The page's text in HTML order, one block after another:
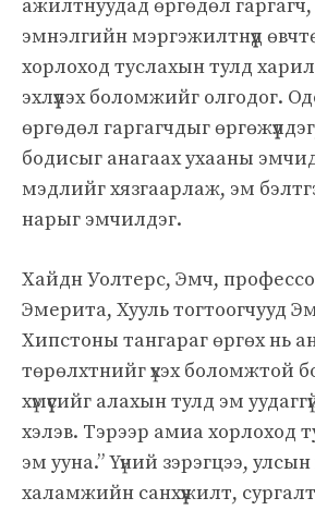
ажилтнуудад өргөдөл гаргагч,
эмнэлгийн мэргэжилтнүүд
хорлоход туслахын тулд
эхлүүлэх боломжийг олгодог.
өргөдөл гаргагчдыг
бодисыг анагаах ухааны эмчид
мэдлийг хязгаарлаж, эм
нарыг эмчилдэг.
Хайдн Уолтерс, Эмч,
Эмерита, Хууль тогтоогчууд
Хипстоны тангараг өргөх нь
төрөлхтнийг үхэх боломжтой
хүмүүсийг алахын тулд эм
хэлэв. Тэрээр амиа хорлоход
эм ууна.” Үүний зэрэгцээ,
халамжийн санхүүжилт,